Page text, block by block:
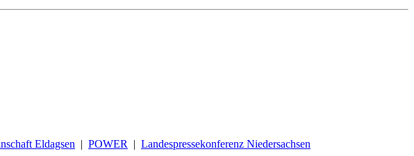
Eldagsen | POWER | Landespressekonferenz Niedersachsen